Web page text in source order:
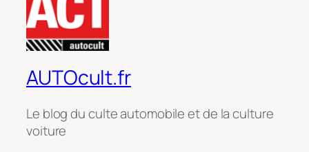
AUTOcult.fr
Le blog du culte automobile et de la culture
voiture